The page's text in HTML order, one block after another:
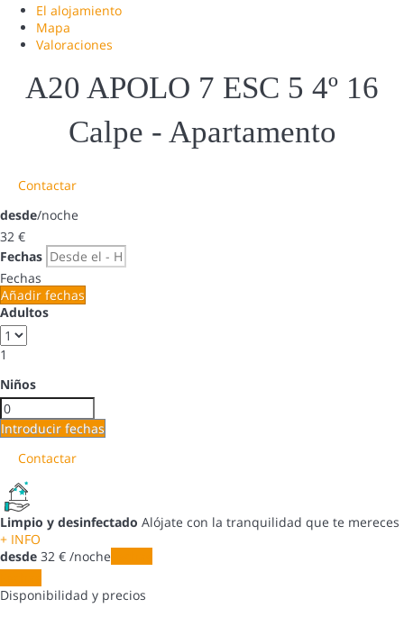
El alojamiento
Mapa
Valoraciones
A20 APOLO 7 ESC 5 4º 16
Calpe - Apartamento
Contactar
desde/noche
32 €
Fechas
Fechas
Añadir fechas
Adultos
1
Niños
Introducir fechas
Contactar
Limpio y desinfectado Alójate con la tranquilidad que te mereces
+ INFO
desde 32 € /noche
Disponibilidad y precios